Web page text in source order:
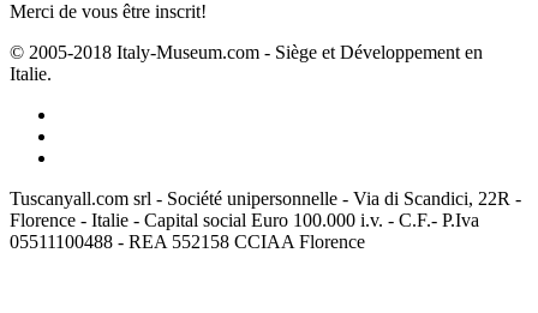
Merci de vous être inscrit!
© 2005-2018 Italy-Museum.com - Siège et Développement en
Italie.
Tuscanyall.com srl - Société unipersonnelle - Via di Scandici, 22R -
Florence - Italie - Capital social Euro 100.000 i.v. - C.F.- P.Iva
05511100488 - REA 552158 CCIAA Florence